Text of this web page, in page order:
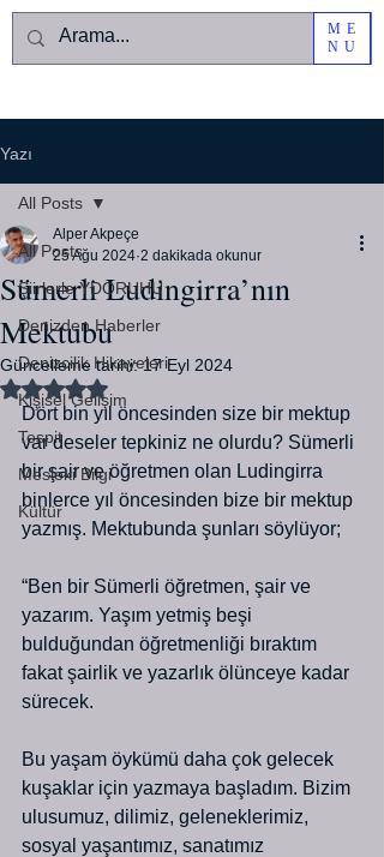
ME
NU
Yazı
All Posts
Şiirlerle YDORUHU
Denizden Haberler
Denizcilik Hikayeleri
Kişisel Gelişim
Tespit
Mesleki Bilgi
Kültür
All Posts
Sümerli Ludingirra’nın
Mektubu
Alper Akpeçe
25 Ağu 2024 2 dakikada okunur
Güncelleme tarihi:17 Eyl 2024
5 üzerinden NaN yıldız
Dört bin yıl öncesinden size bir mektup
var deseler tepkiniz ne olurdu? Sümerli
bir şair ve öğretmen olan Ludingirra
binlerce yıl öncesinden bize bir mektup
yazmış. Mektubunda şunları söylüyor;
“Ben bir Sümerli öğretmen, şair ve
yazarım. Yaşım yetmiş beşi
bulduğundan öğretmenliği bıraktım
fakat şairlik ve yazarlık ölünceye kadar
sürecek.
Bu yaşam öykümü daha çok gelecek
kuşaklar için yazmaya başladım. Bizim
ulusumuz, dilimiz, geleneklerimiz,
sosyal yaşantımız, sanatımız